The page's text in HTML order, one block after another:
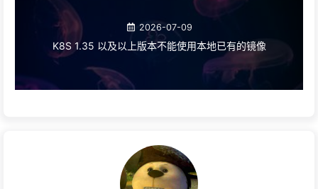
2026-07-09
K8S 1.35 以及以上版本不能使用本地已有的镜像